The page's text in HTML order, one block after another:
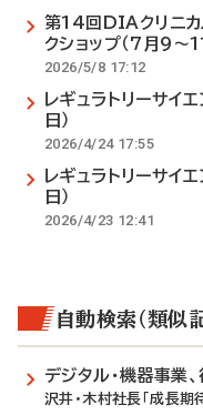
第14回DIAクリニカ
クショップ（7月9～
2026/5/8 17:12
レギュラトリーサイ
日）
2026/4/24 17:55
レギュラトリーサイ
日）
2026/4/23 12:41
自動検索（類似
デジタル・機器事業
沢井・木村社長「成長期